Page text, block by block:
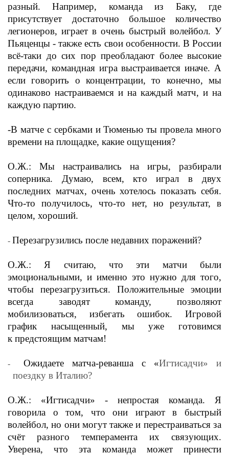
разный. Например, команда из Баку, где
присутствует достаточно большое количество
легионеров, играет в очень быстрый волейбол. У
Пьяценцы - также есть свои особенности. В России
всё-таки до сих пор преобладают более высокие
передачи, командная игра выстраивается иначе. А
если говорить о концентрации, то конечно, мы
одинаково настраиваемся и на каждый матч, и на
каждую партию.
-В матче с сербками и Тюменью ты провела много
времени на площадке, какие ощущения?
О.Ж.: Мы настраивались на игры, разбирали
соперника. Думаю, всем, кто играл в двух
последних матчах, очень хотелось показать себя.
Что-то получилось, что-то нет, но результат, в
целом, хороший.
- Перезагрузились после недавних поражений?
О.Ж.: Я считаю, что эти матчи были
эмоциональными, и именно это нужно для того,
чтобы перезагрузиться. Положительные эмоции
всегда заводят команду, позволяют
мобилизоваться, избегать ошибок. Игровой
график насыщенный, мы уже готовимся
к предстоящим матчам!
- Ожидаете матча-реванша с «Игтисадчи» и
поездку в Италию?
О.Ж.: «Игтисадчи» - непростая команда. Я
говорила о том, что они играют в быстрый
волейбол, но они могут также и перестраиваться за
счёт разного темперамента их связующих.
Уверена, что эта команда может принести